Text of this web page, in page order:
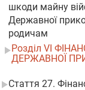
шкоди майну
Державної
родичам
Розділ VI
ДЕРЖАВНОЇ
Стаття 27.